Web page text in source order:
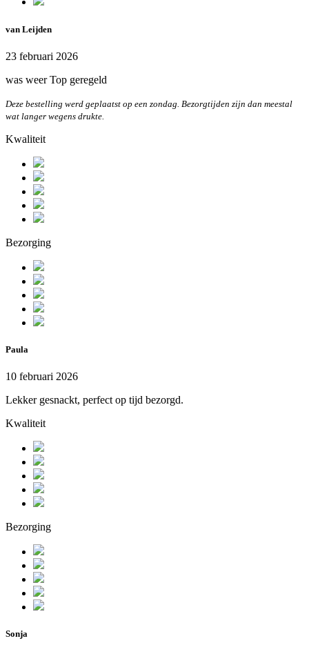
van Leijden
23 februari 2026
was weer Top geregeld
Deze bestelling werd geplaatst op een zondag. Bezorgtijden zijn dan meestal
wat langer wegens drukte.
Kwaliteit
Bezorging
Paula
10 februari 2026
Lekker gesnackt, perfect op tijd bezorgd.
Kwaliteit
Bezorging
Sonja